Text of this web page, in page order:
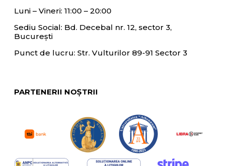
Luni – Vineri: 11:00 – 20:00
Sediu Social: Bd. Decebal nr. 12, sector 3,
București
Punct de lucru: Str. Vulturilor 89-91 Sector 3
PARTENERII NOȘTRII